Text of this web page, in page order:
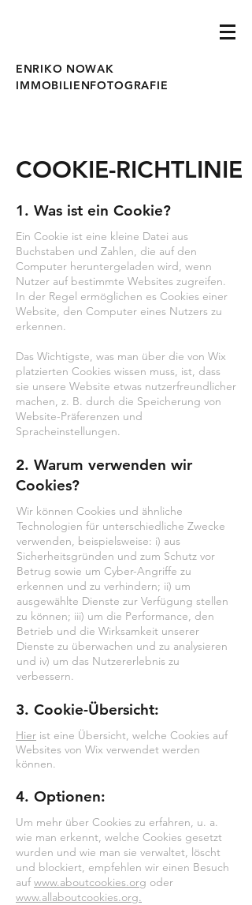
ENRIKO NOWAK
IMMOBILIENFOTOGRAFIE
COOKIE-RICHTLINIE
1. Was ist ein Cookie?
Ein Cookie ist eine kleine Datei aus
Buchstaben und Zahlen, die auf den
Computer heruntergeladen wird, wenn
Nutzer auf bestimmte Websites zugreifen.
In der Regel ermöglichen es Cookies einer
Website, den Computer eines Nutzers zu
erkennen.
Das Wichtigste, was man über die von Wix
platzierten Cookies wissen muss, ist, dass
sie unsere Website etwas nutzerfreundlicher
machen, z. B. durch die Speicherung von
Website-Präferenzen und
Spracheinstellungen.
2. Warum verwenden wir
Cookies?
Wir können Cookies und ähnliche
Technologien für unterschiedliche Zwecke
verwenden, beispielsweise: i) aus
Sicherheitsgründen und zum Schutz vor
Betrug sowie um Cyber-Angriffe zu
erkennen und zu verhindern; ii) um
ausgewählte Dienste zur Verfügung stellen
zu können; iii) um die Performance, den
Betrieb und die Wirksamkeit unserer
Dienste zu überwachen und zu analysieren
und iv) um das Nutzererlebnis zu
verbessern.
3. Cookie-Übersicht:
Hier ist eine Übersicht, welche Cookies auf
Websites von Wix verwendet werden
können.
4. Optionen:
Um mehr über Cookies zu erfahren, u. a.
wie man erkennt, welche Cookies gesetzt
wurden und wie man sie verwaltet, löscht
und blockiert, empfehlen wir einen Besuch
aufwww.aboutcookies.org oder
www.allaboutcookies.org.